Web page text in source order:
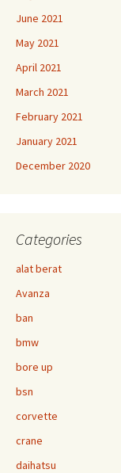
June 2021
May 2021
April 2021
March 2021
February 2021
January 2021
December 2020
Categories
alat berat
Avanza
ban
bmw
bore up
bsn
corvette
crane
daihatsu